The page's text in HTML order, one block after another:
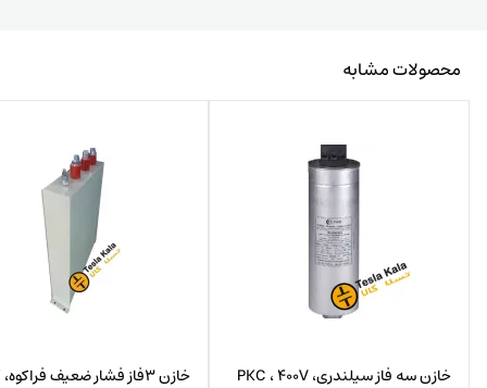
محصولات مشابه
خازن سه فاز سیلندری، PKC ، 400V